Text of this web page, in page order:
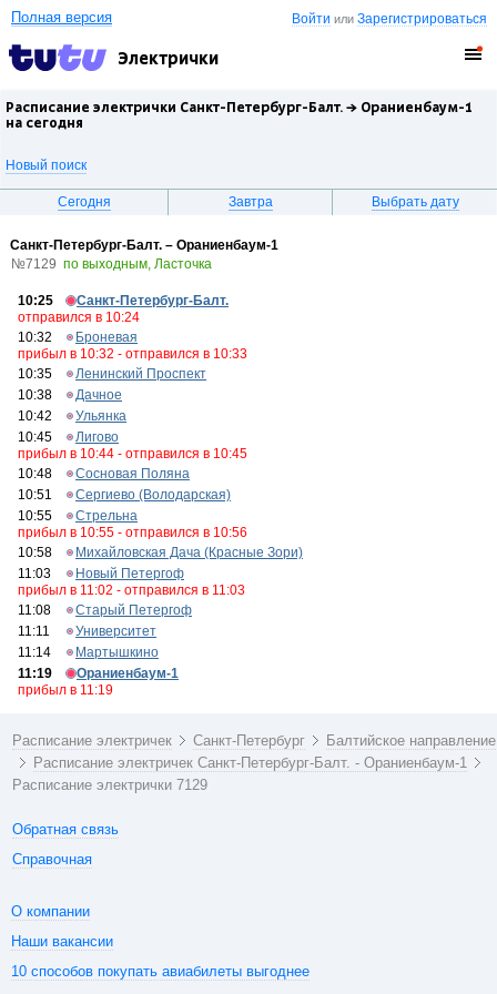
Войти илиЗарегистрироваться
Полная версия
Электрички
Расписание электрички Санкт-Петербург-Балт. → Ораниенбаум-1
на сегодня
Новый поиск
Сегодня Завтра Выбрать дату
Санкт-Петербург-Балт. – Ораниенбаум-1
№7129 по выходным, Ласточка
10:25
Санкт-Петербург-Балт.
отправился в 10:24
10:32
Броневая
прибыл в 10:32 - отправился в 10:33
10:35
Ленинский Проспект
10:38
Дачное
10:42
Ульянка
10:45
Лигово
прибыл в 10:44 - отправился в 10:45
10:48
Сосновая Поляна
10:51
Сергиево (Володарская)
10:55
Стрельна
прибыл в 10:55 - отправился в 10:56
10:58
Михайловская Дача (Красные Зори)
11:03
Новый Петергоф
прибыл в 11:02 - отправился в 11:03
11:08
Старый Петергоф
11:11
Университет
11:14
Мартышкино
11:19
Ораниенбаум-1
прибыл в 11:19
Расписание электричек Санкт-Петербург
Балтийское направление
Расписание электричек Санкт-Петербург-Балт. - Ораниенбаум-1
Расписание электрички 7129
Обратная связь
Справочная
О компании
Наши вакансии
10 способов покупать авиабилеты выгоднее